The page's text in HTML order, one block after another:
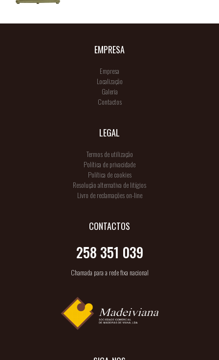
EMPRESA
Empresa
Localização
Galeria
Contactos
LEGAL
Termos de utilização
Política de privacidade
Política de cookies
Resolução alternativa de litígios
Livro de reclamações on-line
CONTACTOS
258 351 039
Chamada para a rede fixa nacional